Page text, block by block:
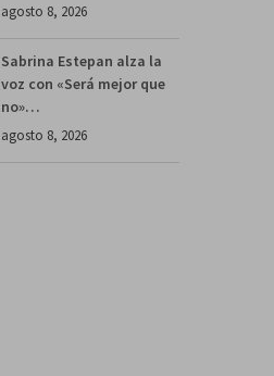
agosto 8, 2026
Sabrina Estepan alza la
voz con «Será mejor que
no»…
agosto 8, 2026